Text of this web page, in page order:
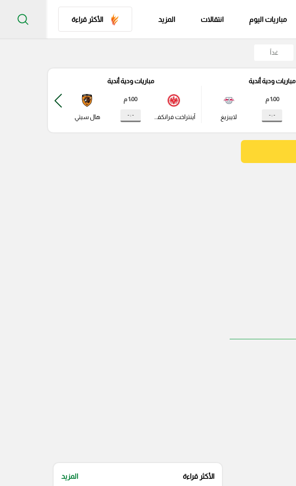
مباريات اليوم انتقالات المزيد الأكثر قراءة
غداً
مباريات ودية أندية
1:00 م
- : - لايبزيغ
مباريات ودية أندية
آينتراخت فرانكفورت
1:00 م
- : - هال سيتي
الأكثر قراءة المزيد